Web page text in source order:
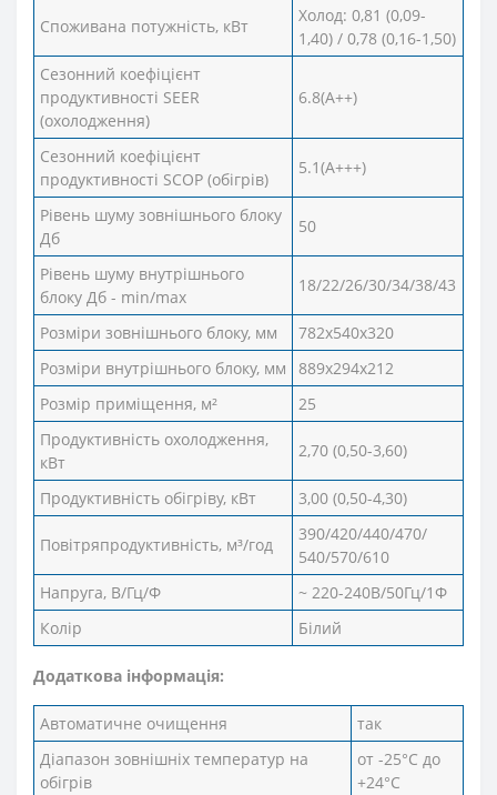
Споживана потужність, кВт
Холод: 0,81 (0,09-
1,40) / 0,78 (0,16-1,50)
Сезонний коефіцієнт
продуктивності SEER
(охолодження)
6.8(А++)
Сезонний коефіцієнт
продуктивності SCOP (обігрів)
5.1(А+++)
Рівень шуму зовнішнього блоку
Дб
50
Рівень шуму внутрішнього
блоку Дб - min/max
18/22/26/30/34/38/43
Розміри зовнішнього блоку, мм
782х540х320
Розміри внутрішнього блоку, мм
889х294х212
Розмір приміщення, м²
25
Продуктивність охолодження,
кВт
2,70 (0,50-3,60)
Продуктивність обігріву, кВт 3,00 (0,50-4,30)
Повітряпродуктивність, м³/год
390/420/440/470/
540/570/610
Напруга, В/Гц/Ф
~ 220-240В/50Гц/1Ф
Колір
Білий
Додаткова інформація:
Автоматичне очищення
так
Діапазон зовнішніх температур на
обігрів
от -25°С до
+24°С